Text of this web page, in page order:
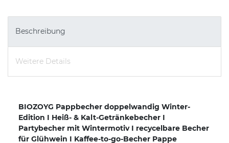
Beschreibung
Weitere Details
BIOZOYG Pappbecher doppelwandig Winter-
Edition I Heiß- & Kalt-Getränkebecher I
Partybecher mit Wintermotiv I recycelbare Becher
für Glühwein I Kaffee-to-go-Becher Pappe